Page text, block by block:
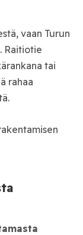
vaan Turun
Raitiotie
tai
rahaa